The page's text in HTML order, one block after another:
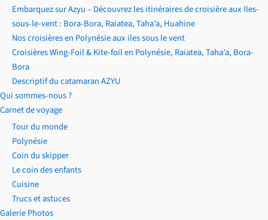
Embarquez sur Azyu – Découvrez les itinéraires de croisière aux Iles-
sous-le-vent : Bora-Bora, Raiatea, Taha’a, Huahine
Nos croisières en Polynésie aux iles sous le vent
Croisières Wing-Foil & Kite-foil en Polynésie, Raiatea, Taha’a, Bora-
Bora
Descriptif du catamaran AZYU
Qui sommes-nous ?
Carnet de voyage
Tour du monde
Polynésie
Coin du skipper
Le coin des enfants
Cuisine
Trucs et astuces
Galerie Photos